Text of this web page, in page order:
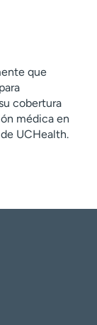
que
cobertura
médica en
UCHealth.